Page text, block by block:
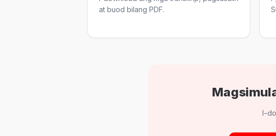
at buod bilang PDF.
I-